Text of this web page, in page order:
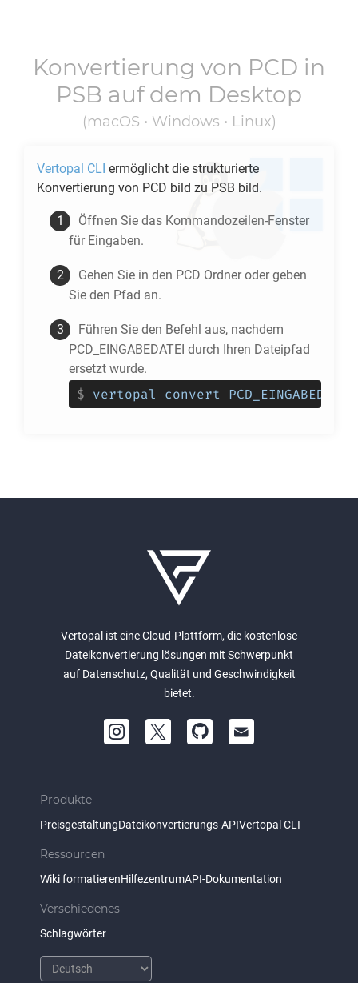
Konvertierung von PCD in
PSB auf dem Desktop
(macOS • Windows • Linux)
Vertopal CLI ermöglicht die strukturierte
Konvertierung von PCD bild zu PSB bild.
Öffnen Sie das Kommandozeilen-Fenster
für Eingaben.
Gehen Sie in den PCD Ordner oder geben
Sie den Pfad an.
Führen Sie den Befehl aus, nachdem
PCD_EINGABEDATEI durch Ihren Dateipfad
ersetzt wurde.
$ vertopal convert
Vertopal ist eine Cloud-Plattform, die kostenlose
Dateikonvertierung lösungen mit Schwerpunkt
auf Datenschutz, Qualität und Geschwindigkeit
bietet.
Produkte
PreisgestaltungDateikonvertierungs-APIVertopal CLI
Ressourcen
Wiki formatierenHilfezentrumAPI-Dokumentation
Verschiedenes
Schlagwörter